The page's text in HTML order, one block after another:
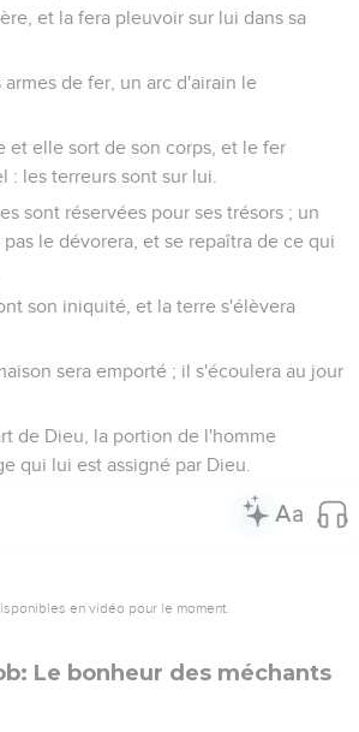
et la fera pleuvoir sur lui dans sa
de fer, un arc d'airain le
et elle sort de son corps, et le fer
: les terreurs sont sur lui.
sont réservées pour ses trésors ; un
le dévorera, et se repaîtra de ce qui
son iniquité, et la terre s'élèvera
sera emporté ; il s'écoulera au jour
de Dieu, la portion de l'homme
qui lui est assigné par Dieu.
en vidéo pour le moment.
Le bonheur des méchants